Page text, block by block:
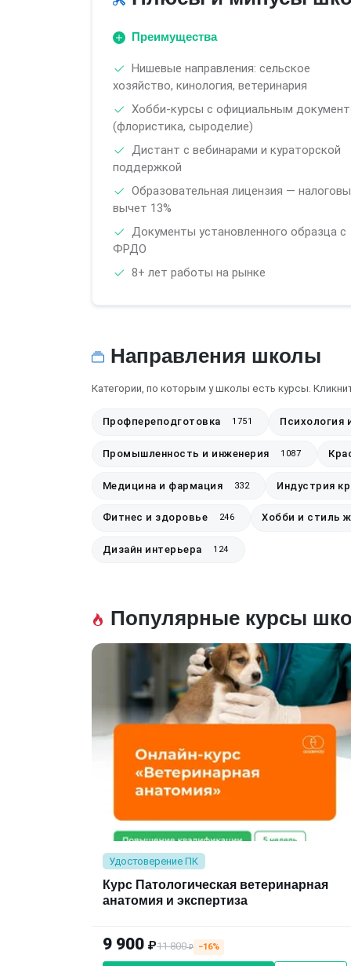
Преимущества
Нишевые направления: сельское
хозяйство, кинология, ветеринария
Хобби-курсы с официальным
(флористика, сыроделие)
Дистант с вебинарами и кураторской
поддержкой
Образовательная лицензия —
вычет 13%
Документы установленного образца с
ФРДО
8+ лет работы на рынке
Направления школы
Категории, по которым у школы есть курсы.
Профпереподготовка 1751 Психология
Промышленность и инженерия 1087
Медицина и фармация 332 Индустрия
Фитнес и здоровье 246 Хобби и стиль
Дизайн интерьера 124
Популярные курсы
Удостоверение ПК
Курс Патологическая ветеринарная
анатомия и экспертиза
9 900 ₽11 800₽ −16%